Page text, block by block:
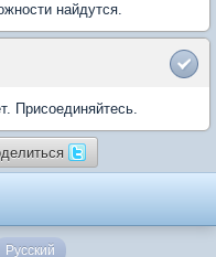
найдутся.
Присоединяйтесь.
Русский